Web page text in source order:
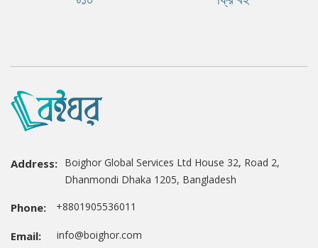
Address: Boighor Global Services Ltd House 32, Road 2,
Dhanmondi Dhaka 1205, Bangladesh
Phone: +8801905536011
Email: info@boighor.com